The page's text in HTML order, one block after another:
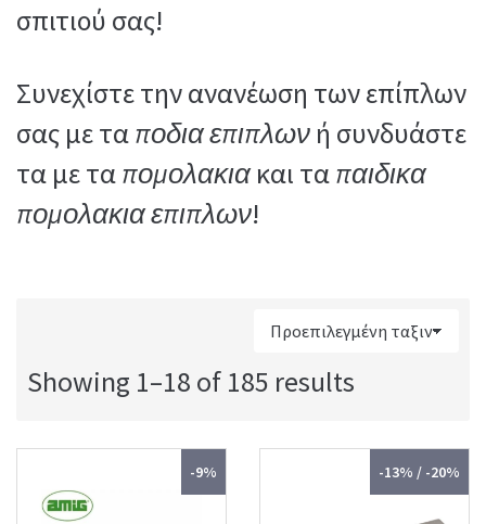
σπιτιού σας!
Συνεχίστε την ανανέωση των επίπλων
σας με ταποδια επιπλωνή συνδυάστε
τα με ταπομολακιακαι ταπαιδικα
πομολακια επιπλων!
Showing 1–18 of 185 results
-9% -13% / -20%